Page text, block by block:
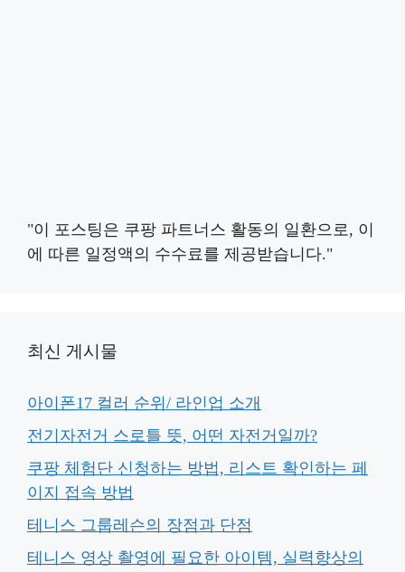
"이 포스팅은 쿠팡 파트너스 활동의 일환으로, 이
에 따른 일정액의 수수료를 제공받습니다."
최신 게시물
아이폰17 컬러 순위/ 라인업 소개
전기자전거 스로틀 뜻, 어떤 자전거일까?
쿠팡 체험단 신청하는 방법, 리스트 확인하는 페
이지 접속 방법
테니스 그룹레슨의 장점과 단점
테니스 영상 촬영에 필요한 아이템, 실력향상의